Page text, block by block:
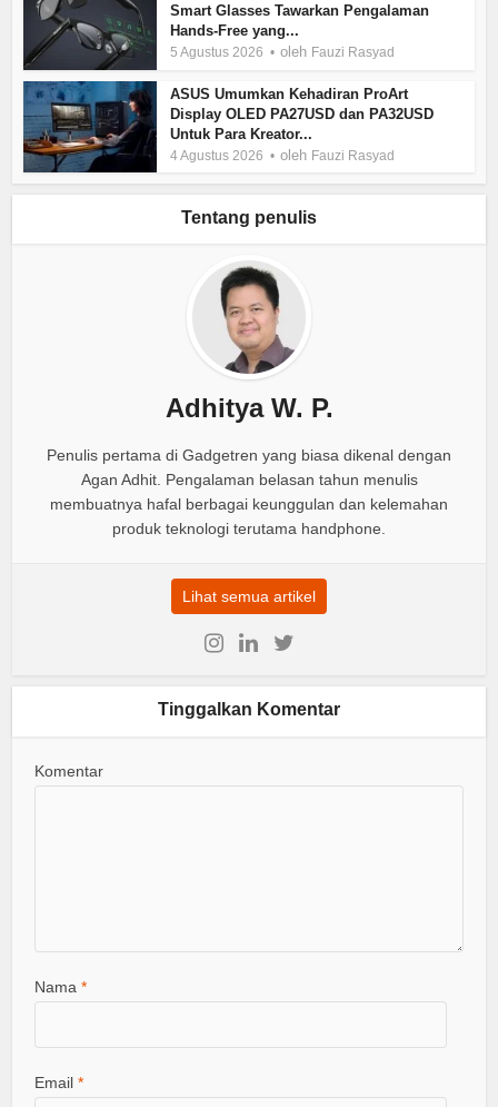
Smart Glasses Tawarkan Pengalaman
Hands-Free yang...
5 Agustus 2026 oleh Fauzi Rasyad
ASUS Umumkan Kehadiran ProArt
Display OLED PA27USD dan PA32USD
Untuk Para Kreator...
4 Agustus 2026 oleh Fauzi Rasyad
Tentang penulis
Adhitya W. P.
Penulis pertama di Gadgetren yang biasa dikenal dengan
Agan Adhit. Pengalaman belasan tahun menulis
membuatnya hafal berbagai keunggulan dan kelemahan
produk teknologi terutama handphone.
Lihat semua artikel
Tinggalkan Komentar
Komentar
Nama*
Email*